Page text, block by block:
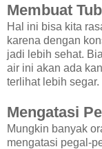
Membuat
Hal ini bisa kita
karena dengan
jadi lebih sehat.
air ini akan ada
terlihat lebih segar.
Mengatasi
Mungkin banyak
mengatasi pegal-